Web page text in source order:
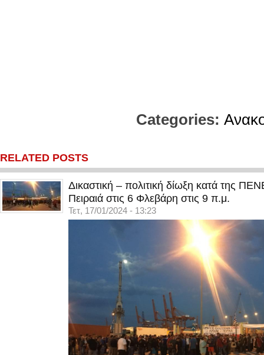
Categories:
RELATED POSTS
Δικαστική – πολιτική δίωξη κατά της
Πειραιά στις 6 Φλεβάρη στις 9 π.μ.
Τετ, 17/01/2024 - 13:23